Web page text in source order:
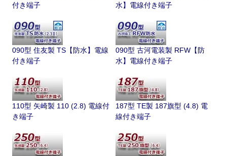
付き端子
水】電線付き端子
090型 住友製 TS【防水】電線
付き端子
090型 古河電装製 RFW【防
水】電線付き端子
110型 矢崎製 110 (2.8) 電線付
き端子
187型 TE製 187旗型 (4.8) 電
線付き端子